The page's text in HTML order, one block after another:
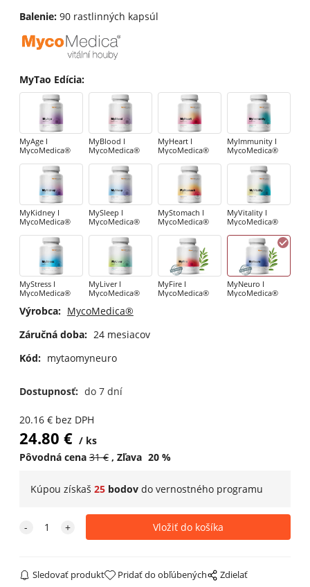
Balenie:90 rastlinných kapsúl
MyTao Edícia:
MyAge I
MycoMedica®
MyBlood I
MycoMedica®
MyHeart I
MycoMedica®
MyImmunity I
MycoMedica®
MyKidney I
MycoMedica®
MySleep I
MycoMedica®
MyStomach I
MycoMedica®
MyVitality I
MycoMedica®
MyStress I
MycoMedica®
MyLiver I
MycoMedica®
MyFire I
MycoMedica®
MyNeuro I
MycoMedica®
Výrobca: MycoMedica®
Záručná doba: 24 mesiacov
Kód: mytaomyneuro
Dostupnosť: do 7 dní
20.16€ bez DPH
24.80 €
ks
Pôvodná cena 31€ Zľava 20%
Kúpou získaš 25bodovdo vernostného programu
Sledovať produkt Pridať do obľúbených Zdielať